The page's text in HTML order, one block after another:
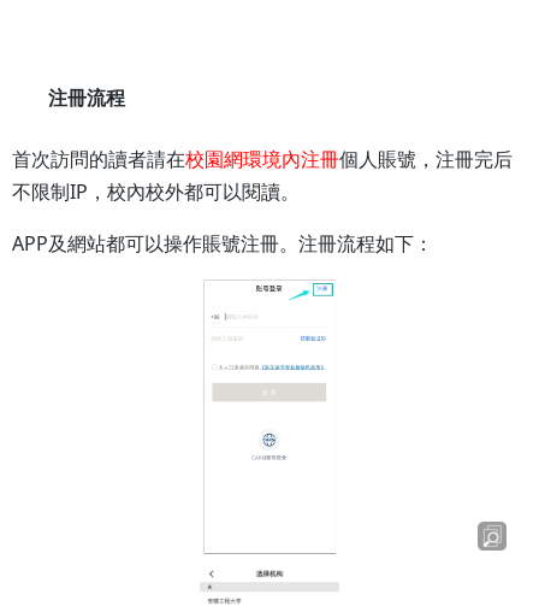
注冊流程
首次訪問的讀者請在校園網環境內注冊個人賬號，注冊完后
不限制 IP ，校內校外都可以閱讀。
APP及網站都可以操作賬號注冊。注冊流程如下：